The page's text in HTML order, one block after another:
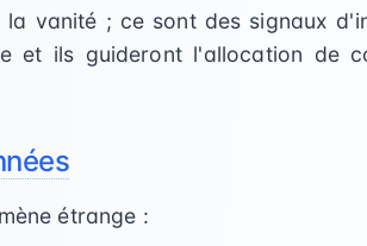
vanité ; ce sont des signaux
et ils guideront l'allocation de
étrange :